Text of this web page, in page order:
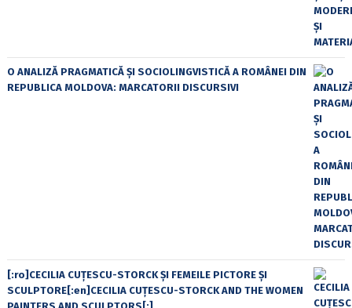
O ANALIZĂ PRAGMATICĂ ȘI SOCIOLINGVISTICĂ A ROMÂNEI DIN
REPUBLICA MOLDOVA: MARCATORII DISCURSIVI
[:ro]CECILIA CUŢESCU-STORCK ŞI FEMEILE PICTORE ŞI
SCULPTORE[:en]CECILIA CUŢESCU-STORCK AND THE WOMEN